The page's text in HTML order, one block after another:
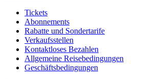
Tickets
Abonnements
Rabatte und Sondertarife
Verkaufsstellen
Kontaktloses Bezahlen
Allgemeine Reisebedingungen
Geschäftsbedingungen